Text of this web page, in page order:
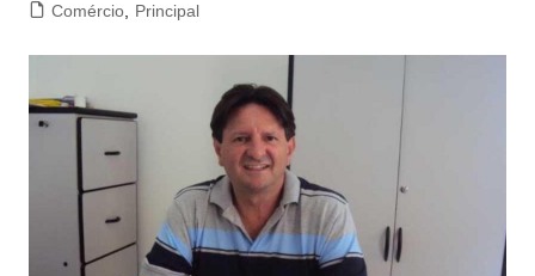
Comércio, Principal